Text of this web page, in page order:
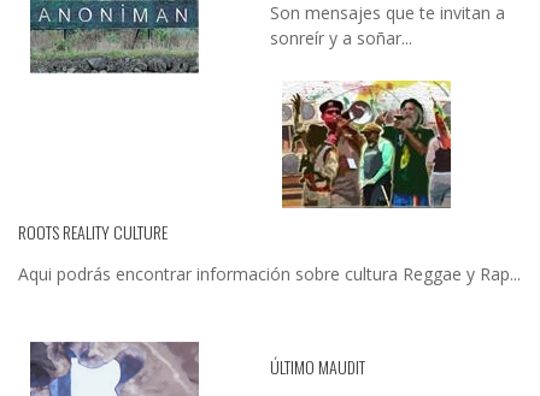
Son mensajes que te invitan a
sonreír y a soñar...
ROOTS REALITY CULTURE
Aqui podrás encontrar información sobre cultura Reggae y Rap...
ÚLTIMO MAUDIT